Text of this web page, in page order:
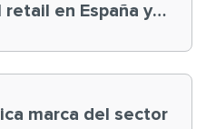
retail en España y
marca del sector